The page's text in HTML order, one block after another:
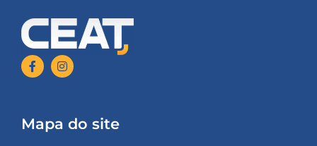
Mapa do site